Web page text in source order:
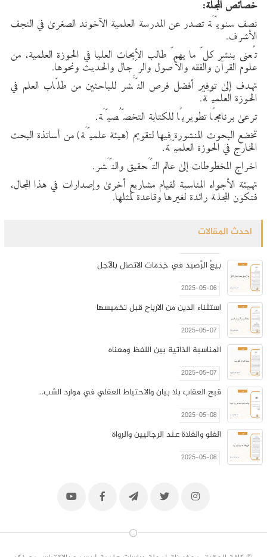
خصائص المجلة:
نصف سنويَّة تصدر عن المدرسة العلمية الآخوند الصغرى في النجف
الأشرف.
تُعنى بنشر كلّ ما يهمّ طالب الأبحاث العليا في الحوزة العلمية، من
علوم القرآن والفقه والأُصول والرِّجال والحديث ونحوها.
تهدف إلى توفير أفضل فرص النَّشر للباحثين من طلّاب العلم في
الحوزة العلميَّة.
ترعى برنامجًا تطويريًا للكتابة التخصُّصيَّة.
تخضع البحوث المنشورة فيها لتقويم (هيئة علميَّة) من أساتذة البحث
الخارج في الحوزة العلميَّة.
اخراج المخطوطات إلى عالم التَّحقيق والنَّشر.
تهيئة الأجواء المناسبة لقيام مشاريع أخرى وإصدارات في هذا المجال،
فتكون المجلّة رائدة لغيرها وقاعدة لمثلها.
احدث المقالات
بيعُ الرَّصيد في خِدمات الاتصال بالآجل
2025-05-06
استثناء الدين من الارباح قبل تخميسها
2025-05-07
المناسبة الذاتية بين اللفظ ومعناه
2025-05-07
قبح العقاب بلا بيان والاحتياط العقلي في موارد الشب...
2025-05-08
الغلو والغلاة عند الرجاليين والرواة
2025-05-08
2025-05-08